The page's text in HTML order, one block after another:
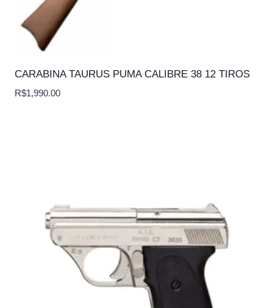
CARABINA TAURUS PUMA CALIBRE 38 12 TIROS
R$1,990.00